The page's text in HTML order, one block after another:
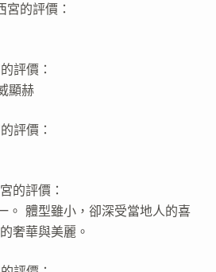
的評價：
評價：
顯赫
評價：
的評價：
。 體型雖小，卻深受當地人的喜
奢華與美麗。